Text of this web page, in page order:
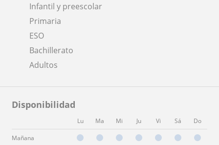
Infantil y preescolar
Primaria
ESO
Bachillerato
Adultos
Disponibilidad
Lu Ma Mi Ju Vi Sá Do
Mañana